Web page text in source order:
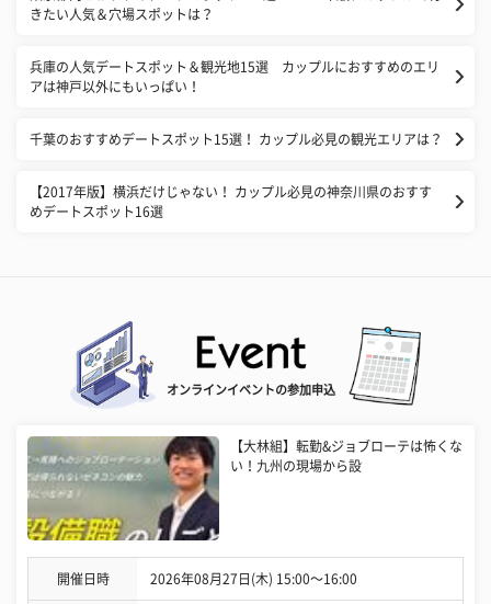
きたい人気＆穴場スポットは？
兵庫の人気デートスポット＆観光地15選 カップルにおすすめのエリ
アは神戸以外にもいっぱい！
千葉のおすすめデートスポット15選！ カップル必見の観光エリアは？
【2017年版】横浜だけじゃない！ カップル必見の神奈川県のおすす
めデートスポット16選
オンラインイベントの参加申込
【大林組】転勤&ジョブローテは怖くな
い！九州の現場から設
開催日時 2026年08月27日(木) 15:00〜16:00